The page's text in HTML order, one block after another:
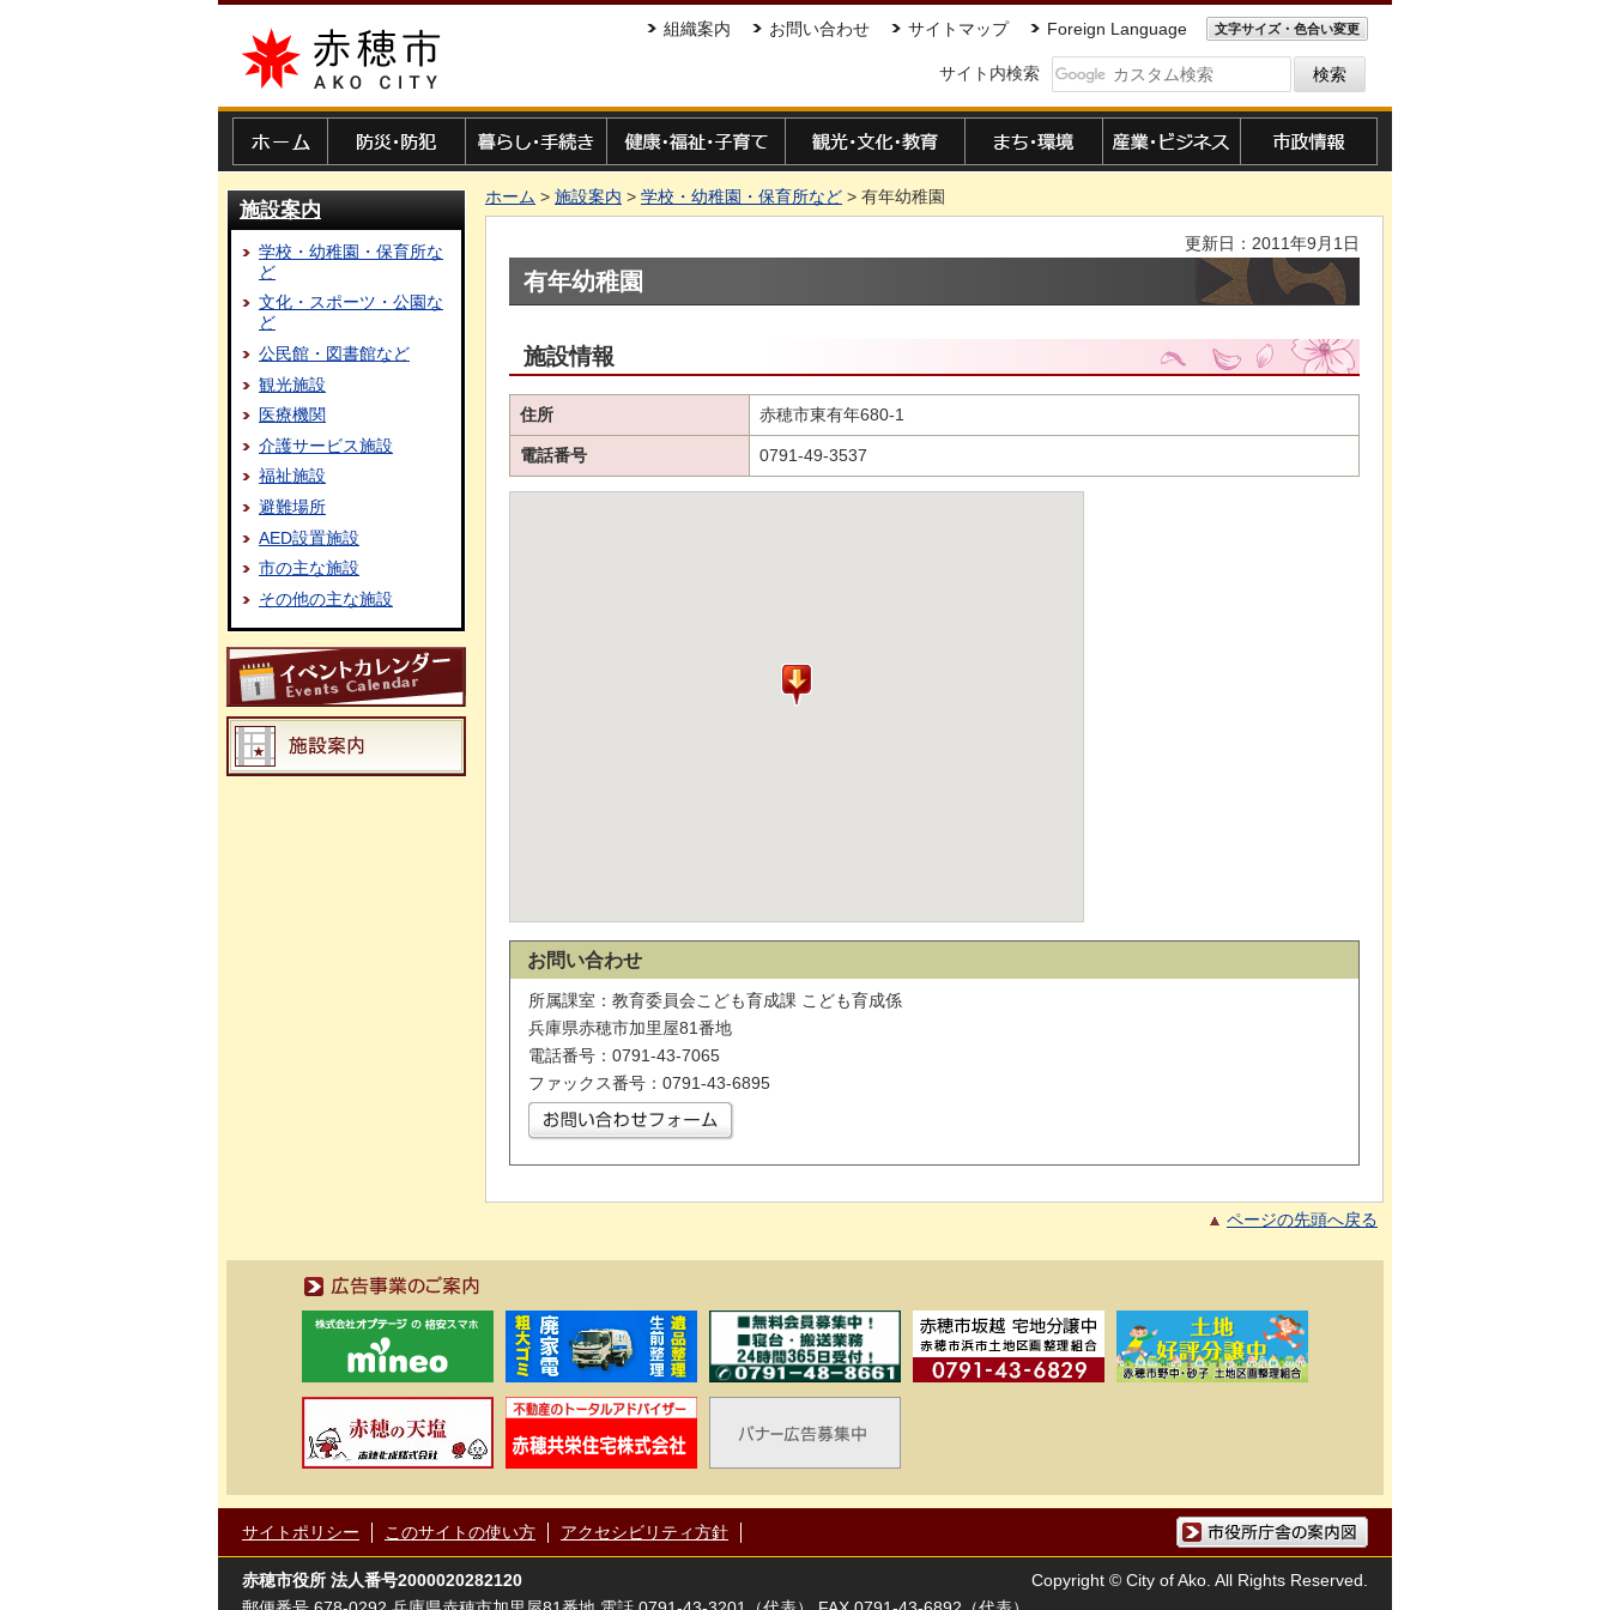
赤穂市 組織案内 お問い合わせ サイトマップ Foreign Language 文字サイズ・色合い変更
サイト内検索
施設案内
学校・幼稚園・保育所な
ど
文化・スポーツ・公園な
ど
公民館・図書館など
観光施設
医療機関
介護サービス施設
福祉施設
避難場所
AED設置施設
市の主な施設
その他の主な施設
ホーム > 施設案内 > 学校・幼稚園・保育所など > 有年幼稚園
更新日：2011年9月1日
有年幼稚園
施設情報
住所 赤穂市東有年680-1
電話番号 0791-49-3537
お問い合わせ
所属課室：教育委員会こども育成課 こども育成係
兵庫県赤穂市加里屋81番地
電話番号：0791-43-7065
ファックス番号：0791-43-6895
ページの先頭へ戻る
広告事業のご案内
サイトポリシー このサイトの使い方 アクセシビリティ方針
市役所庁舎の案内図
赤穂市役所 法人番号2000020282120
Copyright © City of Ako. All Rights Reserved.